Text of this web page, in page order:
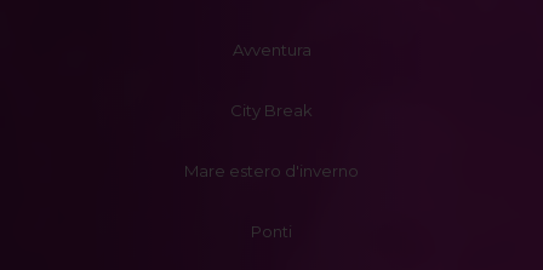
Avventura
City Break
Mare estero d'inverno
Ponti